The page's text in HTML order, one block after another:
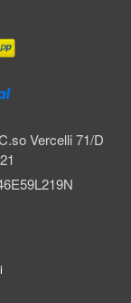
Vercelli 71/D